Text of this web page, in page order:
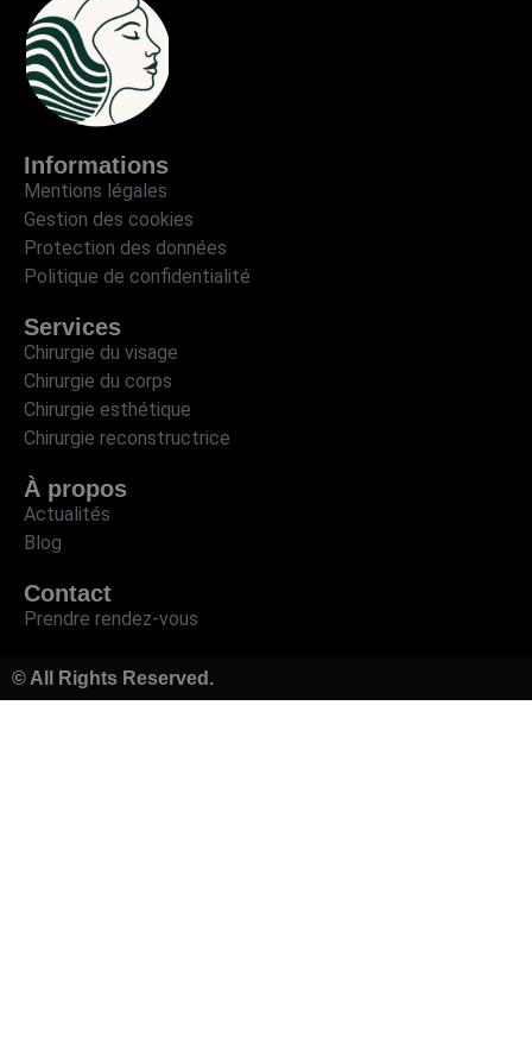
Informations
Mentions légales
Gestion des cookies
Protection des données
Politique de confidentialité
Services
Chirurgie du visage
Chirurgie du corps
Chirurgie esthétique
Chirurgie reconstructrice
À propos
Actualités
Blog
Contact
Prendre rendez-vous
© All Rights Reserved.